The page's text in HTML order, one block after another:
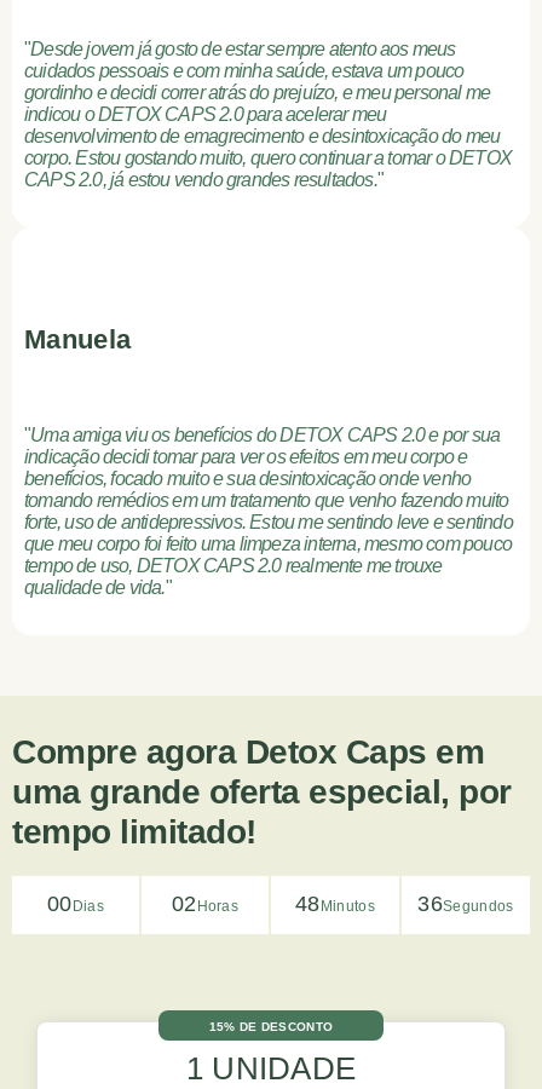
"Desde jovem já gosto de estar sempre atento aos meus
cuidados pessoais e com minha saúde, estava um pouco
gordinho e decidi correr atrás do prejuízo, e meu personal me
indicou o DETOX CAPS 2.0 para acelerar meu
desenvolvimento de emagrecimento e desintoxicação do meu
corpo. Estou gostando muito, quero continuar a tomar o DETOX
CAPS 2.0, já estou vendo grandes resultados."
Manuela
"Uma amiga viu os benefícios do DETOX CAPS 2.0 e por sua
indicação decidi tomar para ver os efeitos em meu corpo e
benefícios, focado muito e sua desintoxicação onde venho
tomando remédios em um tratamento que venho fazendo muito
forte, uso de antidepressivos. Estou me sentindo leve e sentindo
que meu corpo foi feito uma limpeza interna, mesmo com pouco
tempo de uso, DETOX CAPS 2.0 realmente me trouxe
qualidade de vida."
Compre agora Detox Caps em
uma grande oferta especial, por
tempo limitado!
00 Dias 02 Horas 48 Minutos 35Segundos
15% DE DESCONTO
1 UNIDADE